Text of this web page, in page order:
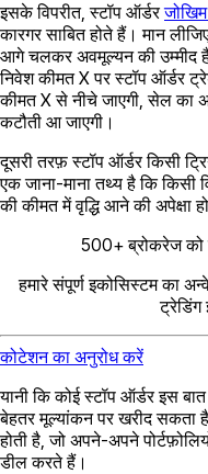
इसके विपरीत, स्टॉप ऑर्डर
कारगर साबित होते हैं। मान
आगे चलकर अवमूल्यन की उम्मीद
निवेश कीमत X पर स्टॉप ऑर्डर
कीमत X से नीचे जाएगी, सेल का
कटौती आ जाएगी।
दूसरी तरफ़ स्टॉप ऑर्डर किसी
एक जाना-माना तथ्य है कि किसी
की कीमत में वृद्धि आने की अपेक्षा
500+ ब्रोकरेज को
हमारे संपूर्ण इकोसिस्टम का
ट्रेडिंग
कोटेशन का अनुरोध करें
यानी कि कोई स्टॉप ऑर्डर इस
बेहतर मूल्यांकन पर खरीद सकता
होती है, जो अपने-अपने
डील करते हैं।